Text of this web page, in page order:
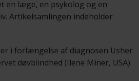
en læge, en psykolog og en
Artikelsamlingen indeholder
i forlængelse af diagnosen Usher
døvblindhed (Ilene Miner, USA)